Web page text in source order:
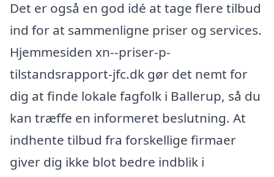
Det er også en god idé at tage flere tilbud
ind for at sammenligne priser og services.
Hjemmesiden xn--priser-p-
tilstandsrapport-jfc.dk gør det nemt for
dig at finde lokale fagfolk i Ballerup, så du
kan træffe en informeret beslutning. At
indhente tilbud fra forskellige firmaer
giver dig ikke blot bedre indblik i